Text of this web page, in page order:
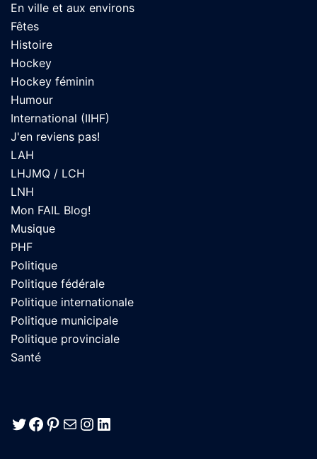
En ville et aux environs
Fêtes
Histoire
Hockey
Hockey féminin
Humour
International (IIHF)
J'en reviens pas!
LAH
LHJMQ / LCH
LNH
Mon FAIL Blog!
Musique
PHF
Politique
Politique fédérale
Politique internationale
Politique municipale
Politique provinciale
Santé
Twitter
Facebook
Pinterest
E-mailInstagram
LinkedIn